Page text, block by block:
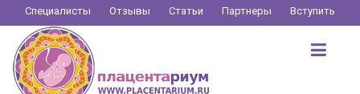
Перейти
к
содержимому
Специалисты Отзывы Статьи Партнеры Вступить